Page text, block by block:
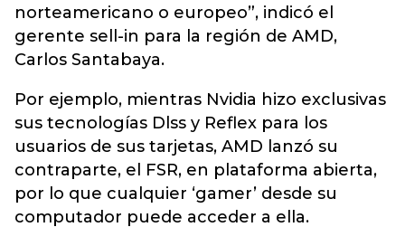
norteamericano o europeo”, indicó el
gerente sell-in para la región de AMD,
Carlos Santabaya.
Por ejemplo, mientras Nvidia hizo exclusivas
sus tecnologías Dlss y Reflex para los
usuarios de sus tarjetas, AMD lanzó su
contraparte, el FSR, en plataforma abierta,
por lo que cualquier ‘gamer’ desde su
computador puede acceder a ella.